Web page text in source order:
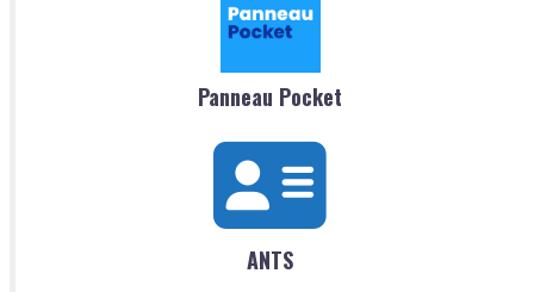
Panneau Pocket
ANTS